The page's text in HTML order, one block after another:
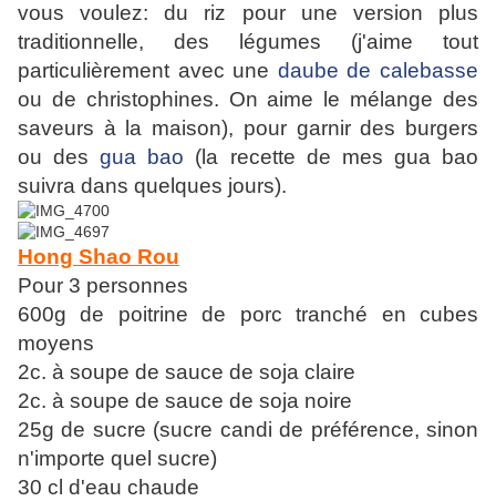
vous voulez: du riz pour une version plus
traditionnelle, des légumes (j'aime tout
particulièrement avec une daube de calebasse
ou de christophines. On aime le mélange des
saveurs à la maison), pour garnir des burgers
ou desgua bao (la recette de mes gua bao
suivra dans quelques jours).
Hong Shao Rou
Pour 3 personnes
600g de poitrine de porc tranché en cubes
moyens
2c. à soupe de sauce de soja claire
2c. à soupe de sauce de soja noire
25g de sucre (sucre candi de préférence, sinon
n'importe quel sucre)
30 cl d'eau chaude